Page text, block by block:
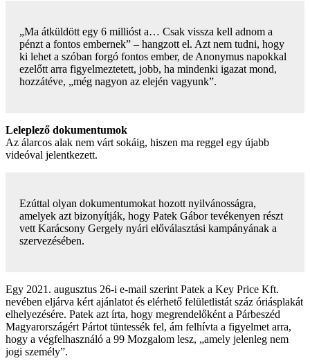
„Ma átküldött egy 6 millióst a… Csak vissza kell adnom a
pénzt a fontos embernek” – hangzott el. Azt nem tudni, hogy
ki lehet a szóban forgó fontos ember, de Anonymus napokkal
ezelőtt arra figyelmeztetett, jobb, ha mindenki igazat mond,
hozzátéve, „még nagyon az elején vagyunk”.
Leleplező dokumentumok
Az álarcos alak nem várt sokáig, hiszen ma reggel egy újabb
videóval jelentkezett.
Ezúttal olyan dokumentumokat hozott nyilvánosságra,
amelyek azt bizonyítják, hogy Patek Gábor tevékenyen részt
vett Karácsony Gergely nyári előválasztási kampányának a
szervezésében.
Egy 2021. augusztus 26-i e-mail szerint Patek a Key Price Kft.
nevében eljárva kért ajánlatot és elérhető felületlistát száz óriásplakát
elhelyezésére. Patek azt írta, hogy megrendelőként a Párbeszéd
Magyarországért Pártot tüntessék fel, ám felhívta a figyelmet arra,
hogy a végfelhasználó a 99 Mozgalom lesz, „amely jelenleg nem
jogi személy”.